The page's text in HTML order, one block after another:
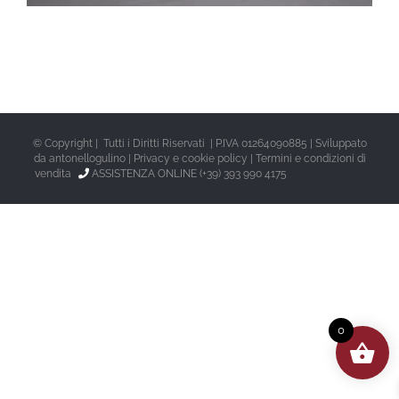
© Copyright | Tutti i Diritti Riservati | P.IVA 01264090885 | Sviluppato
da antonellogulino| Privacy e cookie policy | Termini e condizioni di
vendita
ASSISTENZA ONLINE (+39) 393 990 4175
0